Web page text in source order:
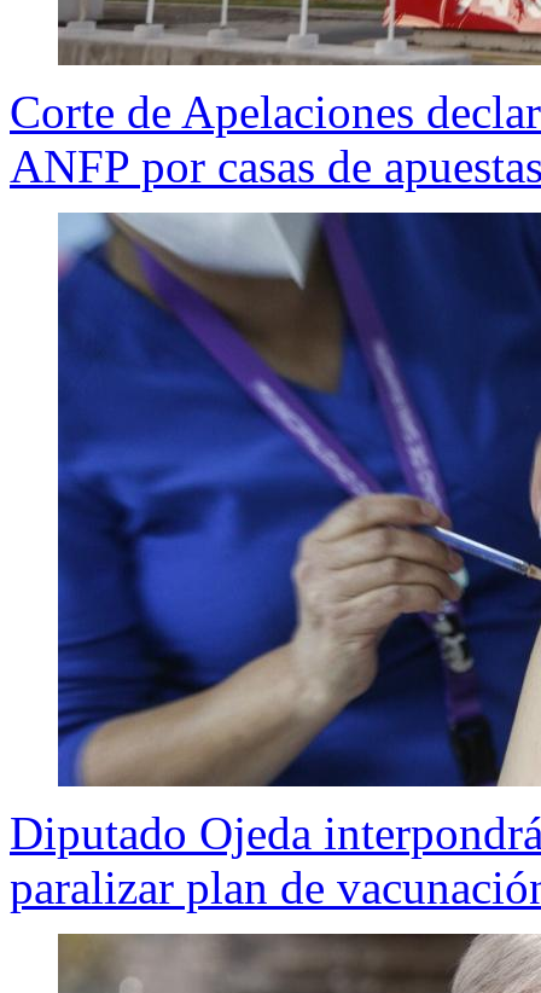
Corte de Apelaciones
ANFP por casas de
Diputado Ojeda
paralizar plan de